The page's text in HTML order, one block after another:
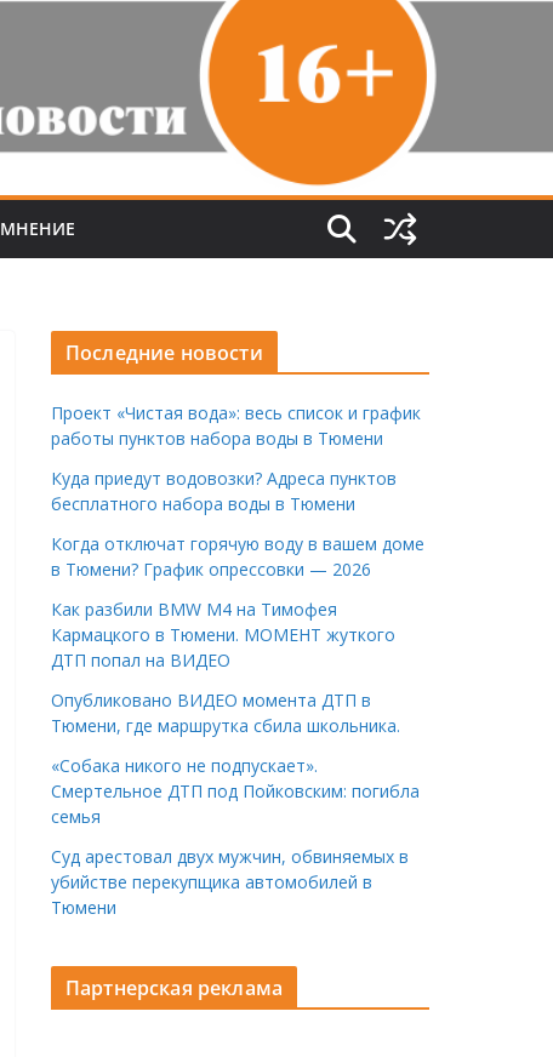
МНЕНИЕ
Последние новости
Проект «Чистая вода»: весь список и график
работы пунктов набора воды в Тюмени
Куда приедут водовозки? Адреса пунктов
бесплатного набора воды в Тюмени
Когда отключат горячую воду в вашем доме
в Тюмени? График опрессовки — 2026
Как разбили BMW M4 на Тимофея
Кармацкого в Тюмени. МОМЕНТ жуткого
ДТП попал на ВИДЕО
Опубликовано ВИДЕО момента ДТП в
Тюмени, где маршрутка сбила школьника.
«Собака никого не подпускает».
Смертельное ДТП под Пойковским: погибла
семья
Суд арестовал двух мужчин, обвиняемых в
убийстве перекупщика автомобилей в
Тюмени
Партнерская реклама